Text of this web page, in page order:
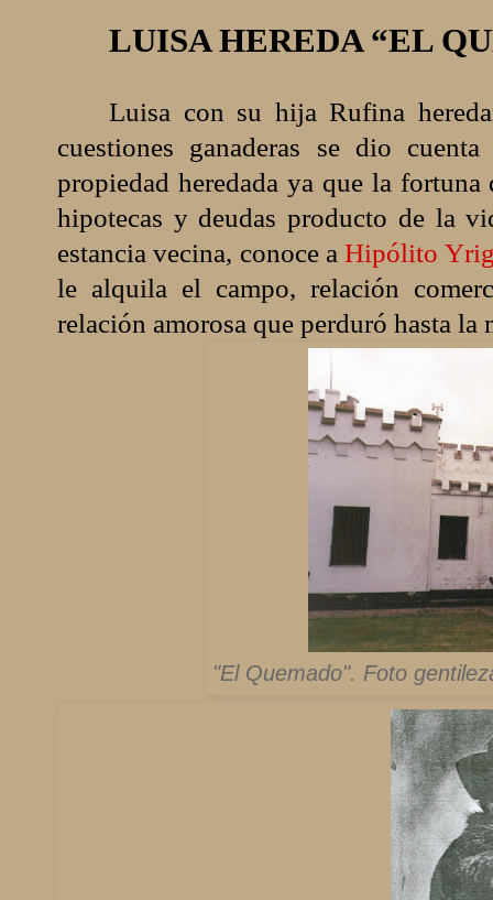
LUISA HEREDA “EL
Luisa con su hija Rufina
cuestiones ganaderas se dio
propiedad heredada ya que la
hipotecas y deudas producto de la
estancia vecina, conoce aHipólito
le alquila el campo, relación
relación amorosa que perduró hasta la
"El Quemado". Foto